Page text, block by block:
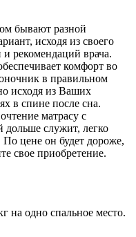
бывают разной
исходя из своего
и рекомендаций врача.
комфорт во
в правильном
исходя из Ваших
в спине после сна.
матрасу с
служит, легко
По цене он будет дороже,
свое приобретение.
на одно спальное место.